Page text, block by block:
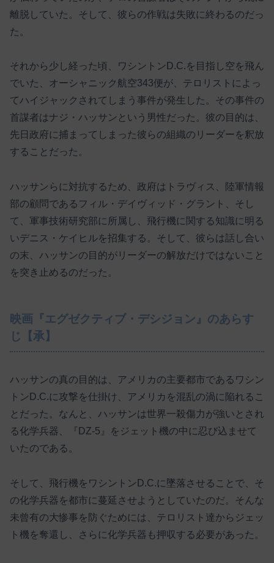
離脱していた。そして、彼らの作戦は失敗に終わるのだっ
た。
それから少し経った頃、ワシントンD.C.を目指し空を飛ん
でいた、オーシャニック航空343便が、テロリストによっ
てハイジャックされてしまう事件が発生した。その事件の
首謀者はナジ・ハッサンという男性だった。彼の目的は、
先日政府に捕まってしまった彼らの組織のリーダーを釈放
することだった。
ハッサンらに対抗するため、政府はトラヴィス、陸軍情報
部の顧問であるフィル・デイヴィッド・グラント、そし
て、軍事技術研究部に所属し、飛行機に関する知識に明る
いデニス・ケイヒルを招集する。そして、彼らは話し合い
の末、ハッサンの目的がリーダーの解放だけではないこと
を突き止めるのだった。
映画『エグゼクティブ・デシジョン』のあらす
じ【承】
ハッサンの真の目的は、アメリカの主要都市であるワシン
トンD.C.に攻撃を仕掛け、アメリカを混乱の渦に陥れるこ
とだった。なんと、ハッサンは世界一殺傷力が強いとされ
る化学兵器、『DZ-5』をジェット機の中に忍び込ませて
いたのである。
そして、飛行機をワシントンD.C.に墜落させることで、そ
の化学兵器を都市に蔓延させようとしていたのだ。そんな
未曾有の大惨事を防ぐためには、テロリスト達からジェッ
ト機を奪還し、さらに化学兵器も押収する必要があった。